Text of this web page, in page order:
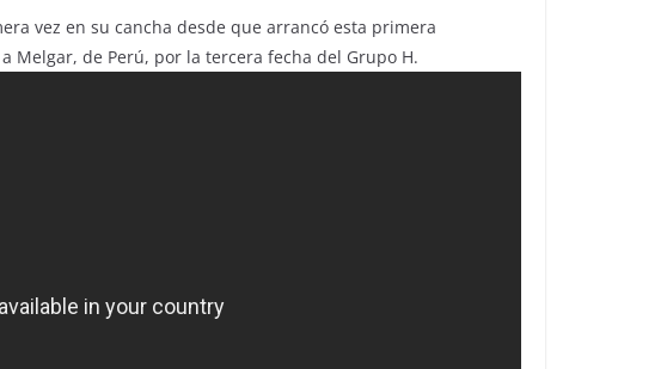
vez en su cancha desde que arrancó esta primera
de Perú, por la tercera fecha del Grupo H.